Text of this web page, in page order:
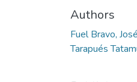
Authors
Fuel Bravo,
Tarapués